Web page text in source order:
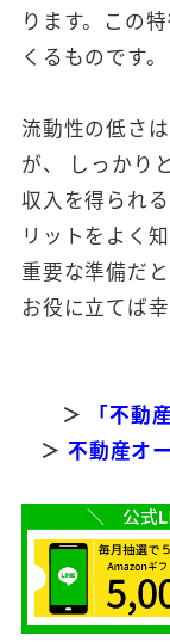
ります。この
くるものです。
流動性の低さ
が、 しっかり
収入を得られ
リットをよく
重要な準備だ
お役に立てば幸
＞
「不動
＞ 不動産オ